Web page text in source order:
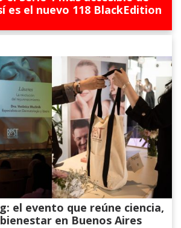
es el nuevo 118 BlackEdition
el evento que reúne ciencia,
en Buenos Aires